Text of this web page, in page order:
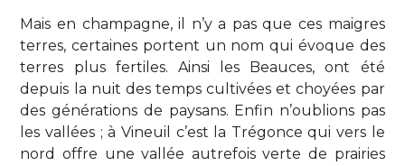
Mais en champagne, il n’y a pas que ces maigres
terres, certaines portent un nom qui évoque des
terres plus fertiles. Ainsi les Beauces, ont été
depuis la nuit des temps cultivées et choyées par
des générations de paysans. Enfin n’oublions pas
les vallées ; à Vineuil c’est la Trégonce qui vers le
nord offre une vallée autrefois verte de prairies